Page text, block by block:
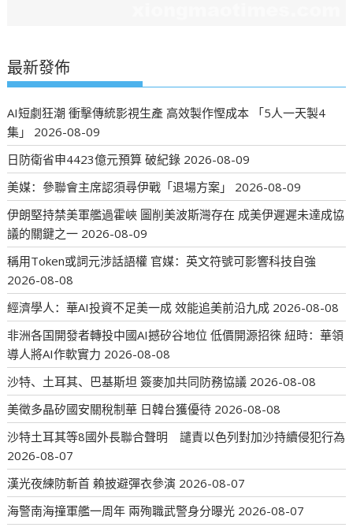
最新發佈
AI短劇狂潮 衝擊傳統影視生產 高效製作慳成本 「5人一天製4
集」
2026-08-09
日防衛省申4423億元預算 破紀錄 2026-08-09
美媒：參聯會主席認須尋伊戰「退場方案」
2026-08-09
伊朗堅持禁美軍艦過霍峽 圖削美波斯灣存在 成美伊遲遲未達成協
議的關鍵之一 2026-08-09
稱用Token或詞元涉話語權 官媒：英文符號可影響科技自強
2026-08-08
經濟學人：華AI投資不足美一成 效能追美前沿九成 2026-08-08
非洲各国開發者轉投中國AI撼矽谷地位 低價開源招徠 紐時：華領
導人將AI作軟實力 2026-08-08
沙特、土耳其、巴基斯坦 簽麥加共同防務協議 2026-08-08
美徵多晶矽國安關稅制華 日韓台獲優待 2026-08-08
沙特土耳其等8國外長聯合聲明 譴責以色列對加沙持續侵犯行為
2026-08-07
漢光夜練防斬首 賴披避彈衣參演 2026-08-07
海警南海撞軍艦一周年 兩殉職武警身分曝光 2026-08-07